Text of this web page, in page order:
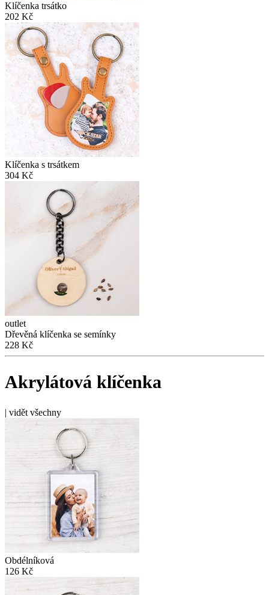
Klíčenka trsátko
202 Kč
Klíčenka s trsátkem
304 Kč
outlet
Dřevěná klíčenka se semínky
228 Kč
Akrylátová klíčenka
| vidět všechny
Obdélníková
126 Kč